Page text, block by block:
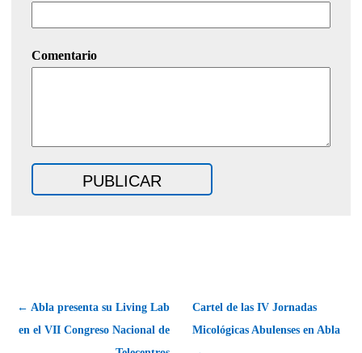
Comentario
← Abla presenta su Living Lab
en el VII Congreso Nacional de
Cartel de las IV Jornadas
Micológicas Abulenses en Abla